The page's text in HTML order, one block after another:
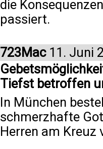
die
passiert.
723Mac11. Juni
Tiefst betroffen
In München
schmerzhafte
Herren am Kreuz